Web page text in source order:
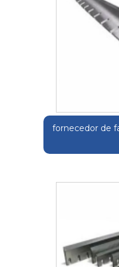
fornecedor de